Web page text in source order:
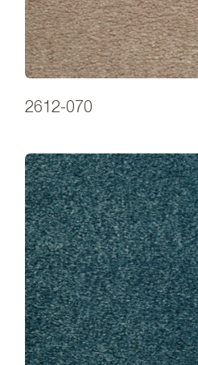
2612-070